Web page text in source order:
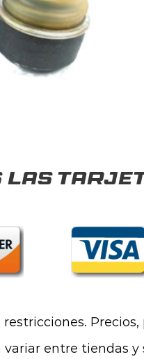
las
variar entre tiendas y